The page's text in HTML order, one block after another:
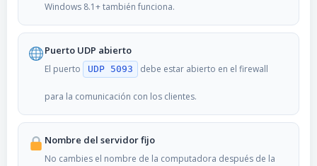
Windows 8.1+ también funciona.
Puerto UDP abierto
El puerto UDP 5093 debe estar abierto en el firewall
para la comunicación con los clientes.
Nombre del servidor fijo
No cambies el nombre de la computadora después de la